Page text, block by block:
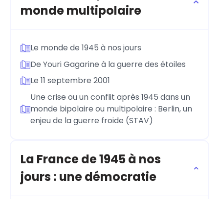
monde multipolaire
Le monde de 1945 à nos jours
De Youri Gagarine à la guerre des étoiles
Le 11 septembre 2001
Une crise ou un conflit après 1945 dans un
monde bipolaire ou multipolaire : Berlin, un
enjeu de la guerre froide (STAV)
La France de 1945 à nos
jours : une démocratie